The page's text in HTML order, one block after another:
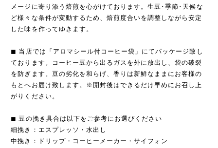
メージに寄り添う焙煎を心がけております。生豆･季節･天候な
ど様々な条件が変動するため、焙煎度合いを調整しながら安定
した味を作ってゆきます。
◼︎ 当店では「アロマシール付コーヒー袋」にてパッケージ致し
ております。コーヒー豆から出るガスを外に放出し、袋の破裂
を防ぎます。豆の劣化を和らげ、香りは新鮮なままにお客様の
もとへお届け致します。※開封後はできるだけ早めにお召し上
がりください。
◼︎ 豆の挽き具合は以下をご参考にお選びください
細挽き：エスプレッソ・水出し
中挽き：ドリップ・コーヒーメーカー・サイフォン